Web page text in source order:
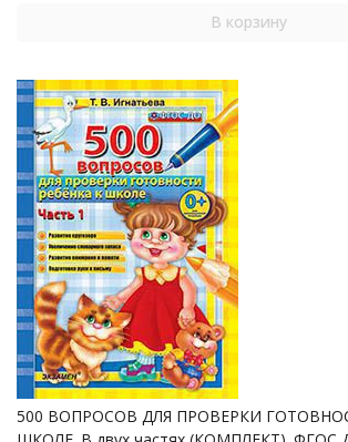
В корзину
500 ВОПРОСОВ ДЛЯ ПРОВЕРКИ